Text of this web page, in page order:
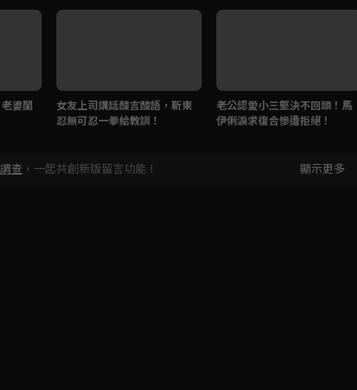
婆閨
女友上司講話酸言酸語，靳東
忍無可忍一拳給教訓！
老公認愛小三堅決不回頭！馬
伊俐淚求復合慘遭拒絕！
查 ，一起共創新版留言功能！ 顯示更多